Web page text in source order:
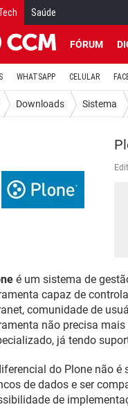
Saúde
FÓRUM
WHATSAPP CELULAR
Downloads Sistema
é um sistema de
capaz de
comunidade de
não precisa
já tendo
do Plone não
de dados e ser
de